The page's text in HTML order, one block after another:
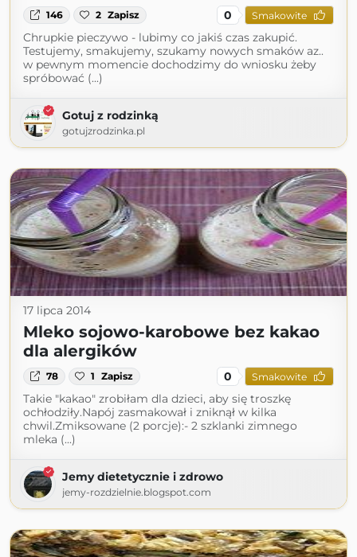
146 2 Zapisz 0 Smakowite
Chrupkie pieczywo - lubimy co jakiś czas zakupić.
Testujemy, smakujemy, szukamy nowych smaków az..
w pewnym momencie dochodzimy do wniosku żeby
spróbować (...)
Gotuj z rodzinką
gotujzrodzinka.pl
17 lipca 2014
Mleko sojowo-karobowe bez kakao
dla alergików
78 1 Zapisz 0 Smakowite
Takie "kakao" zrobiłam dla dzieci, aby się troszkę
ochłodziły.Napój zasmakował i zniknął w kilka
chwil.Zmiksowane (2 porcje):- 2 szklanki zimnego
mleka (...)
Jemy dietetycznie i zdrowo
jemy-rozdzielnie.blogspot.com